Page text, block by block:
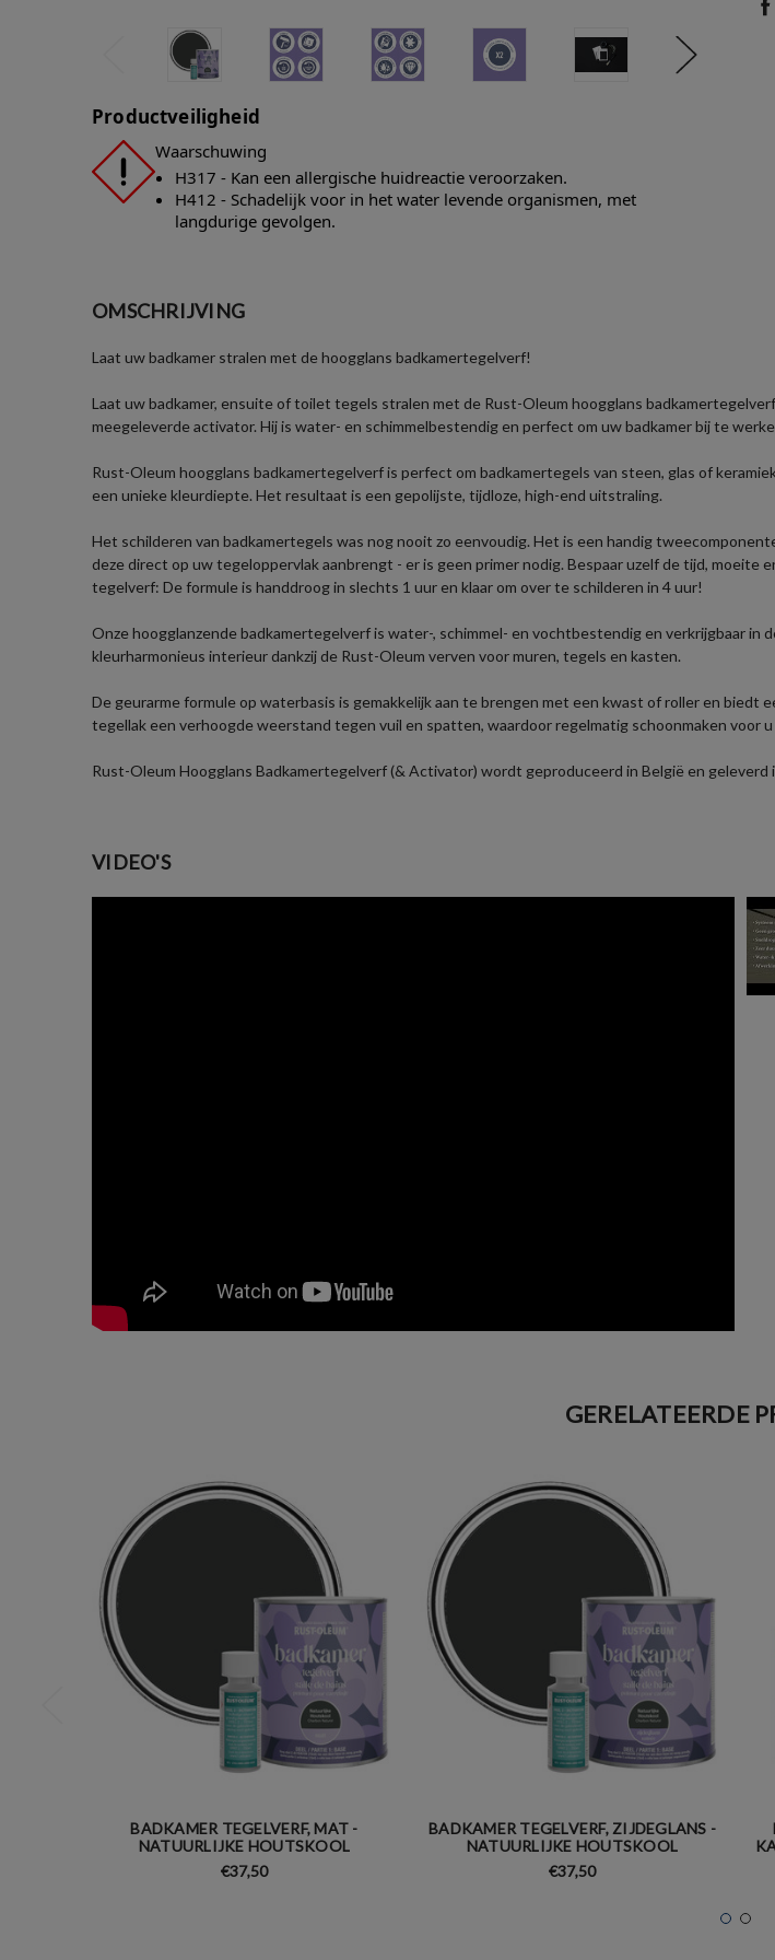
Productveiligheid
Waarschuwing
H317 - Kan een allergische huidreactie veroorzaken.
H412 - Schadelijk voor in het water levende organismen, met
langdurige gevolgen.
OMSCHRIJVING
Laat uw badkamer stralen met de hoogglans badkamertegelverf!
Laat uw badkamer, ensuite of toilet tegels stralen met de Rust-Oleum hoogglans
meegeleverde activator. Hij is water- en schimmelbestendig en perfect om uw badkamer bij te
Rust-Oleum hoogglans badkamertegelverf is perfect om badkamertegels van steen, glas of
een unieke kleurdiepte. Het resultaat is een gepolijste, tijdloze, high-end uitstraling.
Het schilderen van badkamertegels was nog nooit zo eenvoudig. Het is een handig
deze direct op uw tegeloppervlak aanbrengt - er is geen primer nodig. Bespaar uzelf de tijd,
tegelverf: De formule is handdroog in slechts 1 uur en klaar om over te schilderen in 4 uur!
Onze hoogglanzende badkamertegelverf is water-, schimmel- en vochtbestendig en verkrijgbaar
kleurharmonieus interieur dankzij de Rust-Oleum verven voor muren, tegels en kasten.
De geurarme formule op waterbasis is gemakkelijk aan te brengen met een kwast of roller en
tegellak een verhoogde weerstand tegen vuil en spatten, waardoor regelmatig schoonmaken voor
Rust-Oleum Hoogglans Badkamertegelverf (& Activator) wordt geproduceerd in België en
VIDEO'S
GERELATEERDE
BADKAMER TEGELVERF, MAT -
NATUURLIJKE HOUTSKOOL
€37,50
BADKAMER TEGELVERF, ZIJDEGLANS -
NATUURLIJKE HOUTSKOOL
€37,50